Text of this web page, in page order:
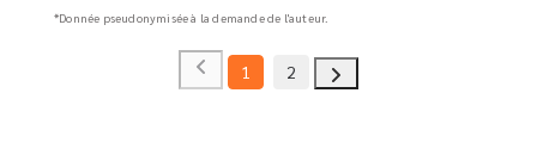
*Donnée pseudonymisée à la demande de l'auteur.
1 2